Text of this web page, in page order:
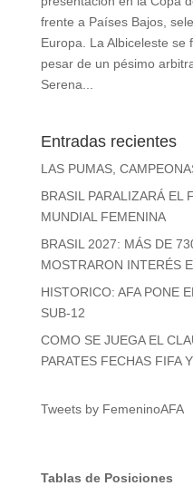
frente a Países Bajos,
Europa. La Albiceleste se
pesar de un pésimo
Serena...
Entradas recientes
LAS PUMAS,
BRASIL PARALIZARÁ EL
MUNDIAL FEMENINA
BRASIL 2027: MÁS DE
MOSTRARON INTERÉS
HISTORICO: AFA PONE
SUB-12
COMO SE JUEGA EL
PARATES FECHAS FIFA
Tweets by FemeninoAFA
Tablas de Posiciones